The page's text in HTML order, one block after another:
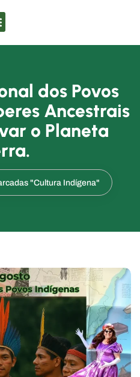
dos Povos
Ancestrais
o Planeta
"Cultura Indígena"